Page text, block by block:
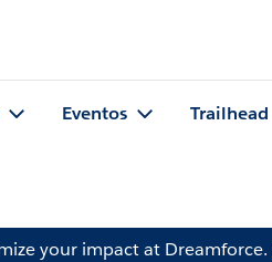
Eventos Trailhead
your impact at Dreamforce.